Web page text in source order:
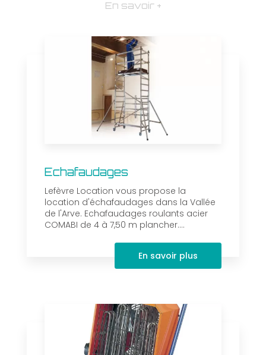
En savoir +
Echafaudages
Lefèvre Location vous propose la
location d'échafaudages dans la Vallée
de l'Arve. Echafaudages roulants acier
COMABI de 4 à 7,50 m plancher....
En savoir plus